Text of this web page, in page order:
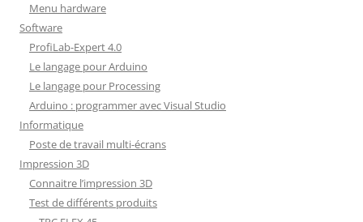
Menu hardware
Software
ProfiLab-Expert 4.0
Le langage pour Arduino
Le langage pour Processing
Arduino : programmer avec Visual Studio
Informatique
Poste de travail multi-écrans
Impression 3D
Connaitre l’impression 3D
Test de différents produits